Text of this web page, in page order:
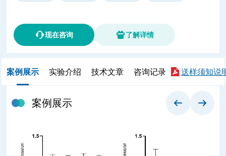
现在咨询 了解详情
案例展示 实验介绍 技术文章 咨询记录 送样须知说
案例展示